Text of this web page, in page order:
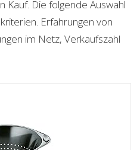
Kauf. Die folgende Auswahl
Erfahrungen von
im Netz, Verkaufszahl